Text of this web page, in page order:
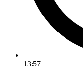
13:57